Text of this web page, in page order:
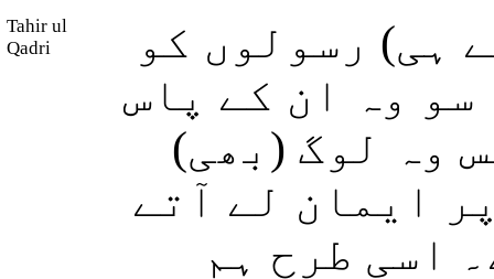
Tahir ul
Qadri
ہی) رسولوں کو
سو وہ ان کے پاس
وہ لوگ (بھی)
ایمان لے آتے
اسی طرح ہم